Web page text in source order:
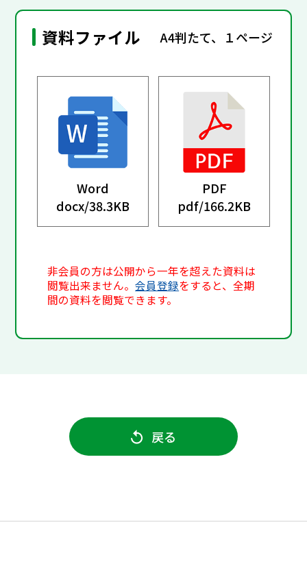
資料ファイル A4判たて、１ページ
Word
docx/38.3KB
PDF
pdf/166.2KB
非会員の方は公開から一年を超えた資料は
閲覧出来ません。会員登録をすると、全期
間の資料を閲覧できます。
戻る